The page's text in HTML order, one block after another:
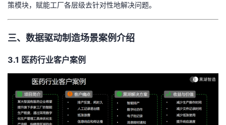
策模块，赋能工厂各层级去针对性地解决问题。
三、 数据驱动制造场景案例介绍
3.1 医药行业客户案例